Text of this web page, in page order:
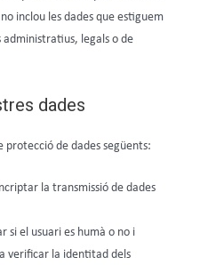
inclou les dades que estiguem
legals o de
dades
de dades següents:
la transmissió de dades
si el usuari es humà o no i
verificar la identitad dels